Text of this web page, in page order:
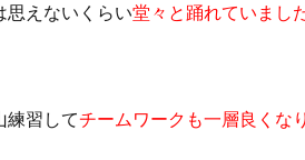
えないくらい堂々と踊れていまし
練習してチームワークも一層良くな